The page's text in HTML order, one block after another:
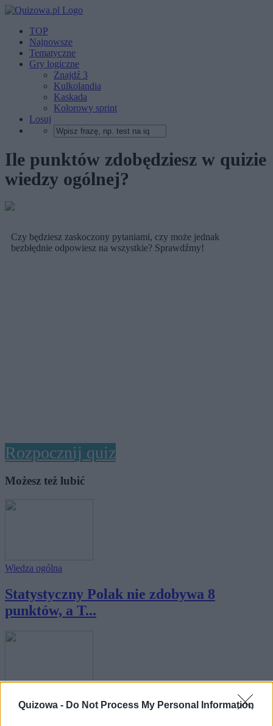
Quizowa - Do Not Process My Personal Information
TOP
Najnowsze
Tematyczne
Gry logiczne
Znajdź 3
Kulkolandia
Kaskada
Kolorowy sprint
Losuj
Ile punktów zdobędziesz w quizie
wiedzy ogólnej?
Czy będziesz zaskoczony pytaniami, czy może jednak
bezbłędnie odpowiesz na wszystkie? Sprawdźmy!
Rozpocznij quiz
Możesz też lubić
Wiedza ogólna
Statystyczny Polak nie zdobywa 8
punktów, a T...
Wiedza ogólna